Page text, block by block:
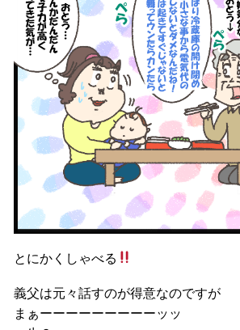
とにかくしゃべる
義父は元々話すのが得意なのですが
まぁーーーーーーーーーッッ